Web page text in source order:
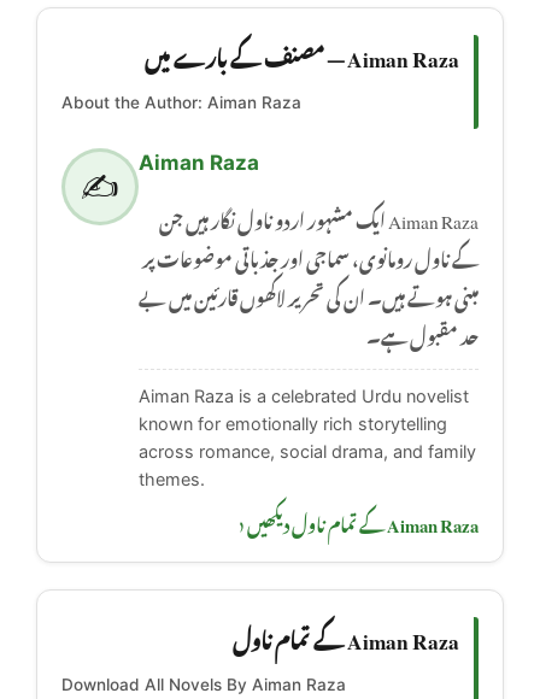
Aiman Raza — مصنف کے بارے میں
About the Author: Aiman Raza
✍️
Aiman Raza
Aiman Raza ایک مشہور اردو ناول نگار ہیں جن
کے ناول رومانوی، سماجی اور جذباتی موضوعات پر
مبنی ہوتے ہیں۔ ان کی تحریر لاکھوں قارئین میں بے
حد مقبول ہے۔
Aiman Raza is a celebrated Urdu novelist
known for emotionally rich storytelling
across romance, social drama, and family
themes.
Aiman Raza کے تمام ناول دیکھیں ‹
Aiman Raza کے تمام ناول
Download All Novels By Aiman Raza